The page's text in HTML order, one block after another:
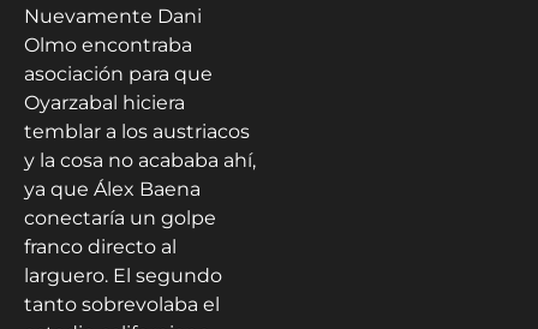
Nuevamente Dani
Olmo encontraba
asociación para que
Oyarzabal hiciera
temblar a los austriacos
y la cosa no acababa ahí,
ya que Álex Baena
conectaría un golpe
franco directo al
larguero. El segundo
tanto sobrevolaba el